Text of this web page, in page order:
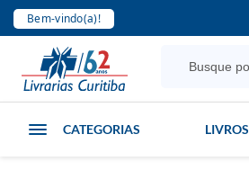
Bem-vindo(a)!
CATEGORIAS LIVROS